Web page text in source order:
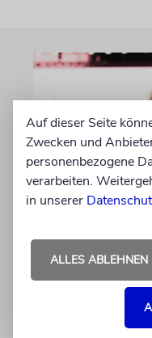
gegen
antwortet
Politikerin
Auf dieser Seite
Zwecken und
personenbezogene
verarbeiten.
in unserer
ALLES ABLEHNEN